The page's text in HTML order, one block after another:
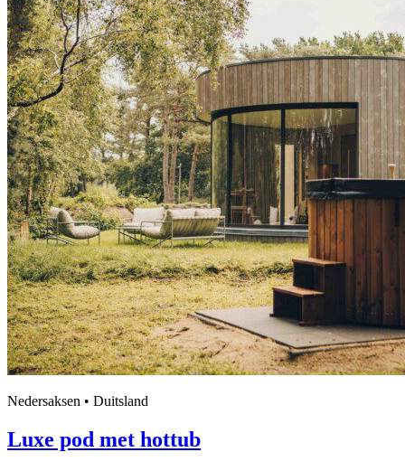
Nedersaksen • Duitsland
Luxe pod met hottub